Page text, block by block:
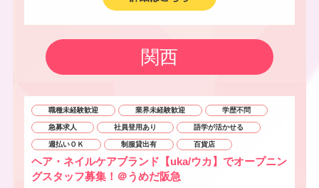
関西
職種未経験歓迎 業界未経験歓迎 学歴不問
急募求人 社員登用あり 語学が活かせる
週払いＯＫ 制服貸出有 百貨店
ヘア・ネイルケアブランド【uka/ウカ】でオープニン
グスタッフ募集！＠うめだ阪急